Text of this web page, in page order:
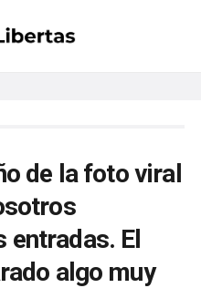
de la foto viral
entradas. El
algo muy